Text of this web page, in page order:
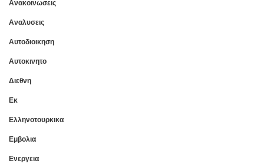
Ανακοινωσεις
Αναλυσεις
Αυτοδιοικηση
Αυτοκινητο
Διεθνη
Εκ
Ελληνοτουρκικα
Εμβολια
Ενεργεια